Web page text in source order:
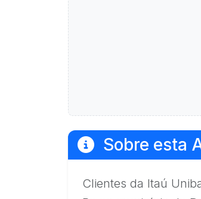
Sobre esta
Clientes da Itaú